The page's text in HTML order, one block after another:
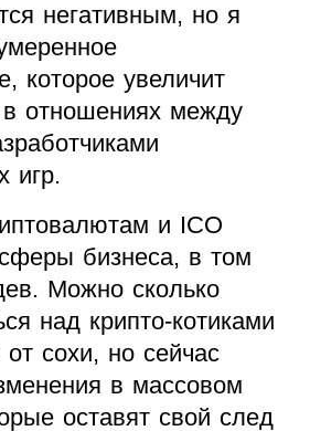
негативным, но я
которое увеличит
в отношениях между
игр.
и ICO
бизнеса, в том
Можно сколько
над крипто-котиками
сохи, но сейчас
в массовом
оставят свой след